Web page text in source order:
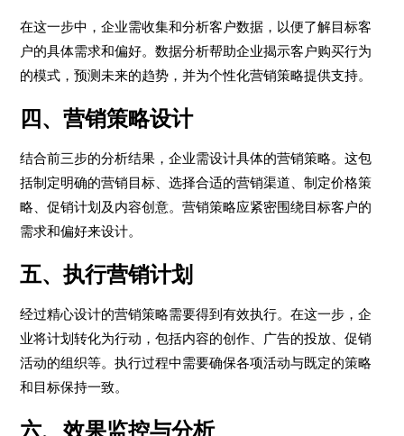
在这一步中，企业需收集和分析客户数据，以便了解目标客
户的具体需求和偏好。数据分析帮助企业揭示客户购买行为
的模式，预测未来的趋势，并为个性化营销策略提供支持。
四、营销策略设计
结合前三步的分析结果，企业需设计具体的营销策略。这包
括制定明确的营销目标、选择合适的营销渠道、制定价格策
略、促销计划及内容创意。营销策略应紧密围绕目标客户的
需求和偏好来设计。
五、执行营销计划
经过精心设计的营销策略需要得到有效执行。在这一步，企
业将计划转化为行动，包括内容的创作、广告的投放、促销
活动的组织等。执行过程中需要确保各项活动与既定的策略
和目标保持一致。
六、效果监控与分析